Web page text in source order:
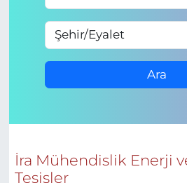
Ara
İra Mühendislik Enerji
Tesisler